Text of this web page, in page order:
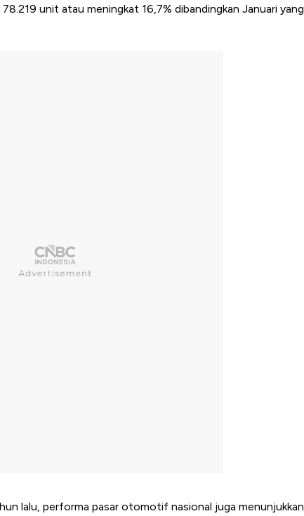
unit atau meningkat 16,7% dibandingkan Januari yang
lalu, performa pasar otomotif nasional juga menunjukkan